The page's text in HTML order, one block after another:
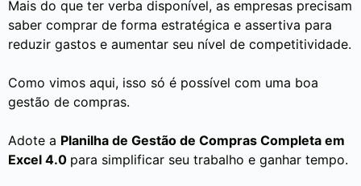
Mais do que ter verba disponível, as empresas precisam
saber comprar de forma estratégica e assertiva para
reduzir gastos e aumentar seu nível de competitividade.
Como vimos aqui, isso só é possível com uma boa
gestão de compras.
Adote a Planilha de Gestão de Compras Completa em
Excel 4.0 para simplificar seu trabalho e ganhar tempo.